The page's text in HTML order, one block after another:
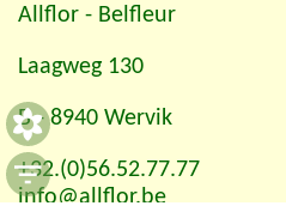
Allflor - Belfleur
Laagweg 130
B - 8940 Wervik
+32.(0)56.52.77.77
info@allflor.be